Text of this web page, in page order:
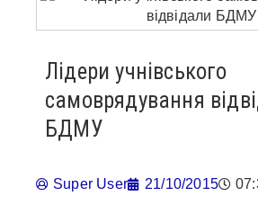
Лідери учнівського
самоврядування
БДМУ
Super User 21/10/2015